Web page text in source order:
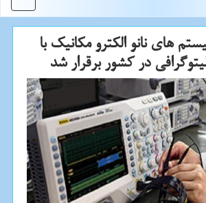
های نانو الكترو مكانیك با
در كشور برقرار شد